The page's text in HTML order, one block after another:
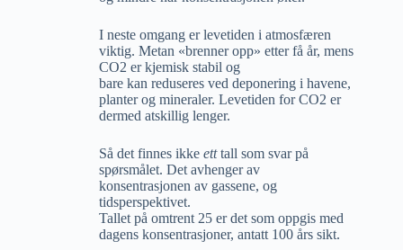
I neste omgang er levetiden i atmosfæren
viktig. Metan «brenner opp» etter få år, mens
CO2 er kjemisk stabil og
bare kan reduseres ved deponering i havene,
planter og mineraler. Levetiden for CO2 er
dermed atskillig lenger.
Så det finnes ikke etttall som svar på
spørsmålet. Det avhenger av
konsentrasjonen av gassene, og
tidsperspektivet.
Tallet på omtrent 25 er det som oppgis med
dagens konsentrasjoner, antatt 100 års sikt.